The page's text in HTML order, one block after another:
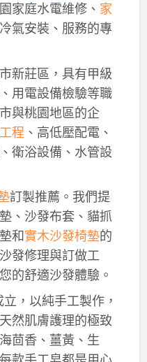
家庭水電維修、 家
氣安裝、服務的專
新莊區，具有甲級
用電設備檢驗等職
與桃園地區的企
程 、高低壓配電、
衛浴設備、水管設
訂製推薦。我們提
、沙發布套、貓抓
和實木沙發椅墊的
發修理與訂做工
的舒適沙發體驗。
立，以純手工製作，
然肌膚護理的極致
茴香、薑黃、生